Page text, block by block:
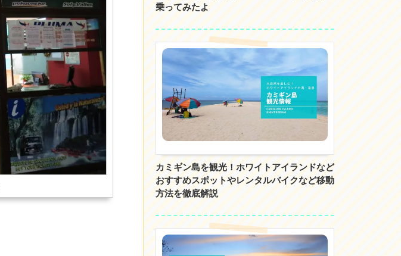
乗ってみたよ
カミギン島を観光！ホワイトアイランドなど
おすすめスポットやレンタルバイクなど移動
方法を徹底解説